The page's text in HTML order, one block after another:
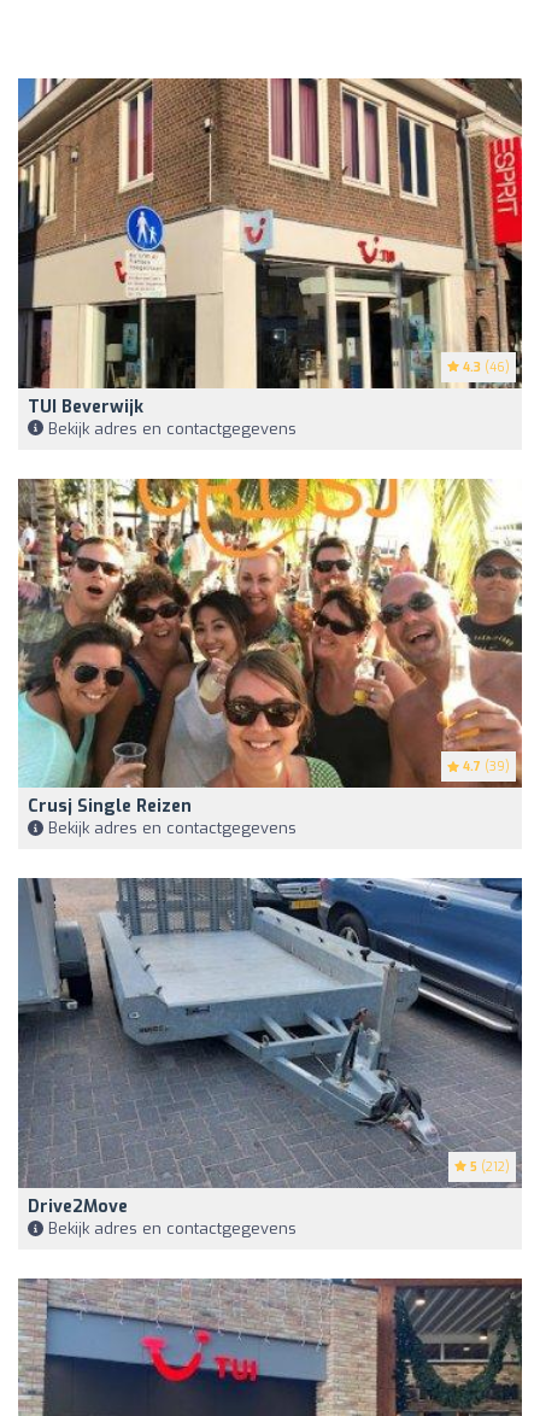
4.3 (46)
TUI Beverwijk
Bekijk adres en contactgegevens
4.7 (39)
Crusj Single Reizen
Bekijk adres en contactgegevens
5 (212)
Drive2Move
Bekijk adres en contactgegevens